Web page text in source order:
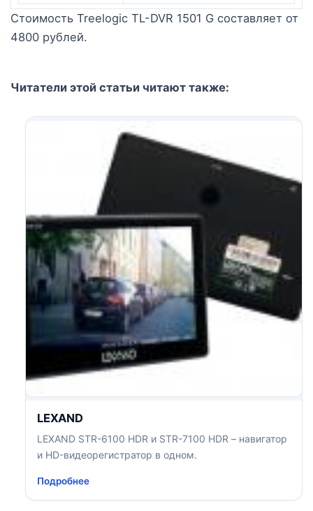
Стоимость Treelogic TL-DVR 1501 G составляет от
4800 рублей.
Читатели этой статьи читают также:
LEXAND
LEXAND STR-6100 HDR и STR-7100 HDR – навигатор
и HD-видеорегистратор в одном.
Подробнее